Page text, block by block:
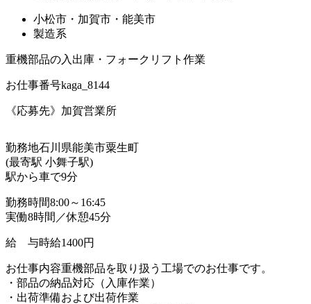
小松市・加賀市・能美市
製造系
重機部品の入出庫・フォークリフト作業
お仕事番号kaga_8144
《応募先》加賀営業所
勤務地石川県能美市粟生町
(最寄駅 小舞子駅)
駅から車で9分
勤務時間8:00～16:45
実働8時間／休憩45分
給 与時給1400円
お仕事内容重機部品を取り扱う工場でのお仕事です。
・部品の納品対応（入庫作業）
・出荷準備および出荷作業